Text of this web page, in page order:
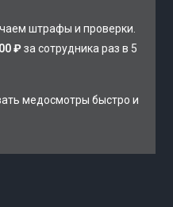
штрафы и проверки.
₽за сотрудника раз в 5
медосмотры быстро и